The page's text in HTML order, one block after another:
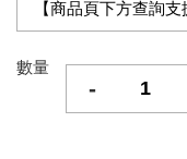
數量
-